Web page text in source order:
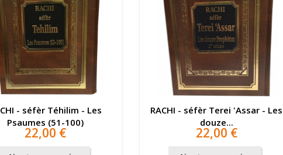
- séfèr Téhilim - Les
Psaumes (51-100)
22,00 €
RACHI - séfèr Terei 'Assar - Les
douze...
22,00 €